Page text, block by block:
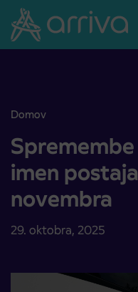
Skoči na vsebino
Domov
Spremembe voznih redov
imen
novembra
29. oktobra, 2025